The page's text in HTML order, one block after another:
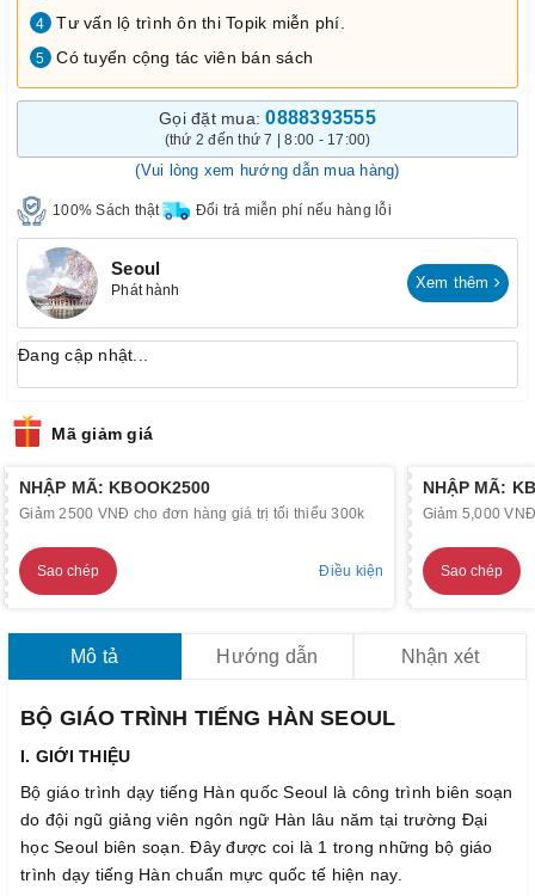
4 Tư vấn lộ trình ôn thi Topik miễn phí.
5 Có tuyển cộng tác viên bán sách
Gọi đặt mua:0888393555
(thứ 2 đến thứ 7 | 8:00 - 17:00)
(Vui lòng xem hướng dẫn mua hàng)
100% Sách thật Đổi trả miễn phí nếu hàng lỗi
Seoul
Phát hành Xem thêm
Đang cập nhật...
Mã giảm giá
NHẬP MÃ: KBOOK2500
Giảm 2500 VNĐ cho đơn hàng giá trị tối thiểu 300k
Sao chép Điều kiện
NHẬP MÃ:
Giảm 5,000
Sao chép
Mô tả Hướng dẫn Nhận xét
BỘ GIÁO TRÌNH TIẾNG HÀN SEOUL
I. GIỚI THIỆU
Bộ giáo trình dạy tiếng Hàn quốc Seoul là công trình biên soạn
do đội ngũ giảng viên ngôn ngữ Hàn lâu năm tại trường Đại
học Seoul biên soạn. Đây được coi là 1 trong những bộ giáo
trình dạy tiếng Hàn chuẩn mực quốc tế hiện nay.